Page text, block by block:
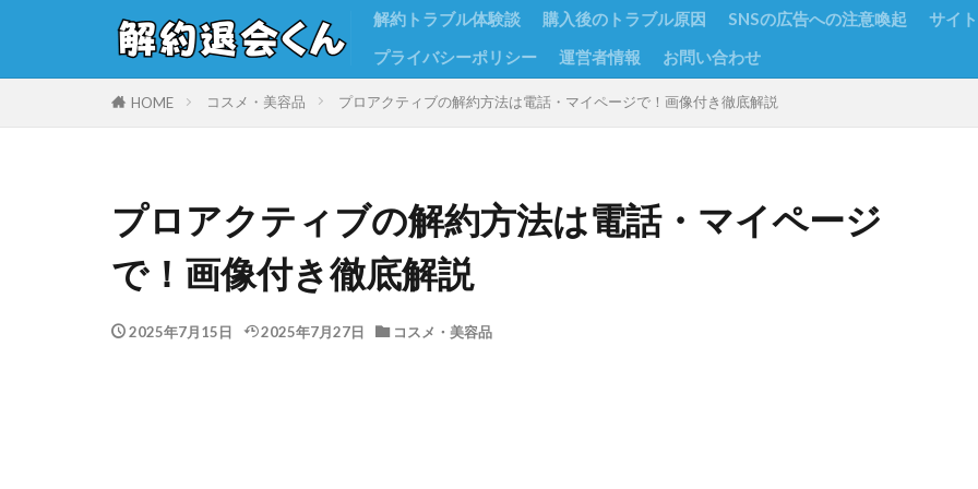
解約トラブル体験談 購入後のトラブル原因 SNSの広告への注意喚起
サイ
プライバシーポリシー
運営者情報 お問い合わせ
HOME コスメ・美容品 プロアクティブの解約方法は電話・マイページで！画像付き徹底解説
プロアクティブの解約方法は電話・マイページ
で！画像付き徹底解説
2025年7月15日 2025年7月27日 コスメ・美容品